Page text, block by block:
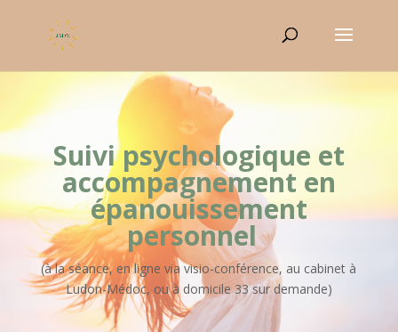
Suivi psychologique et
accompagnement en
épanouissement
personnel
(à la séance, en ligne via visio-conférence, au cabinet à
Ludon-Médoc, ou à domicile 33 sur demande)